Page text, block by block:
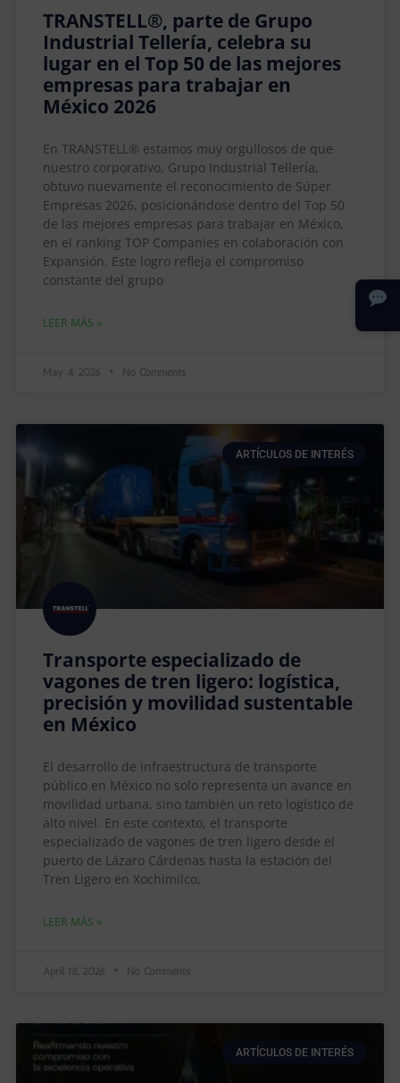
TRANSTELL®, parte de Grupo
Industrial Tellería, celebra su
lugar en el Top 50 de las mejores
empresas para trabajar en
México 2026
En TRANSTELL® estamos muy orgullosos de que
nuestro corporativo, Grupo Industrial Tellería,
obtuvo nuevamente el reconocimiento de Súper
Empresas 2026, posicionándose dentro del Top 50
de las mejores empresas para trabajar en México,
en el ranking TOP Companies en colaboración con
Expansión. Este logro refleja el compromiso
constante del grupo
LEER MÁS »
May 4, 2026 No Comments
ARTÍCULOS DE INTERÉS
Transporte especializado de
vagones de tren ligero: logística,
precisión y movilidad sustentable
en México
El desarrollo de infraestructura de transporte
público en México no solo representa un avance en
movilidad urbana, sino también un reto logístico de
alto nivel. En este contexto, el transporte
especializado de vagones de tren ligero desde el
puerto de Lázaro Cárdenas hasta la estación del
Tren Ligero en Xochimilco,
LEER MÁS »
April 18, 2026 No Comments
ARTÍCULOS DE INTERÉS